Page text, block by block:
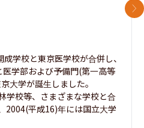
学校と東京医学校が合併し、
学部および予備門(第一高等
大学が誕生しました。
学校等、さまざまな学校と合
2004(平成16)年には国立大学
次